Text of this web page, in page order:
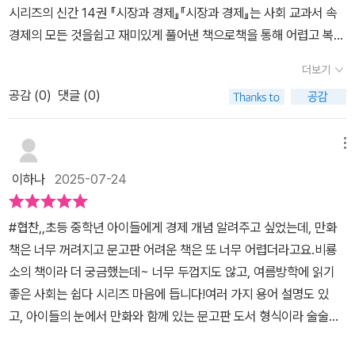
시리즈의 신간 14권 『시장과 경제』『시장과 경제』는 사회 교과서 속
경제의 모든 것을쉽고 재미있게 풀어낸 책으로책을 통해 어렵고 복잡
활 속 사회 이야기를 재미있게만화와 퀴즈로 놀이하듯이야기해주듯
재미있게 풀어낸 책이랍니다이야기형식, 만화 형식, 퀴즈, 그림,사진,
낱말사전 등의 재미있는 다양한형태로 나와있어아이가 지루해하지않
고재미있게 끝까지 잘 보더라구요사회교과서를 통째로 담은초등입문
경제』로 재미있게 배워 보는 좋은기회였답니다
더보기
공감 (0) 댓글 (0)
이하나 2025-07-24
#협찬,,초등 중학년 아이들에게 경제 개념 알려주고 싶었는데, 만화
책은 너무 꺼려지고 문고판 어려운 책은 또 너무 어렵더라고요.비룡
소의 책이라 더 궁금했는데~ 너무 두껍지도 않고, 여름방학에 읽기
좋은 사회는 쉽다 시리즈 마음에 듭니다!여러 가지 용어 설명도 있
고, 아이들의 눈에서 만화와 함께 있는 문고판 도서 형식이라 술술술